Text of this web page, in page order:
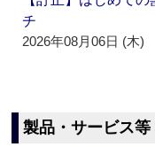
チ
2026年08月06日 (木)
製品・サービス等